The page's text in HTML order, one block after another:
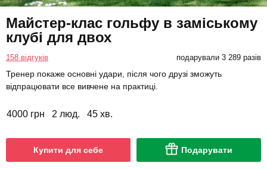
Майстер-клас гольфу в заміському
клубі для двох
158 відгуків подарували 3 289 разів
Тренер покаже основні удари, після чого друзі зможуть
відпрацювати все вивчене на практиці.
4000 грн 2 люд. 45 хв.
Купити для себе Подарувати